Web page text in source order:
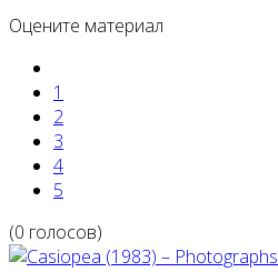
Оцените материал
1
2
3
4
5
(0 голосов)